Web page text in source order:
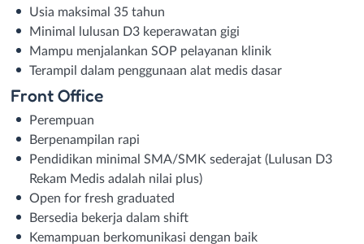
Usia maksimal 35 tahun
Minimal lulusan D3 keperawatan gigi
Mampu menjalankan SOP pelayanan klinik
Terampil dalam penggunaan alat medis dasar
Front Office
Perempuan
Berpenampilan rapi
Pendidikan minimal SMA/SMK sederajat (Lulusan D3
Rekam Medis adalah nilai plus)
Open for fresh graduated
Bersedia bekerja dalam shift
Kemampuan berkomunikasi dengan baik